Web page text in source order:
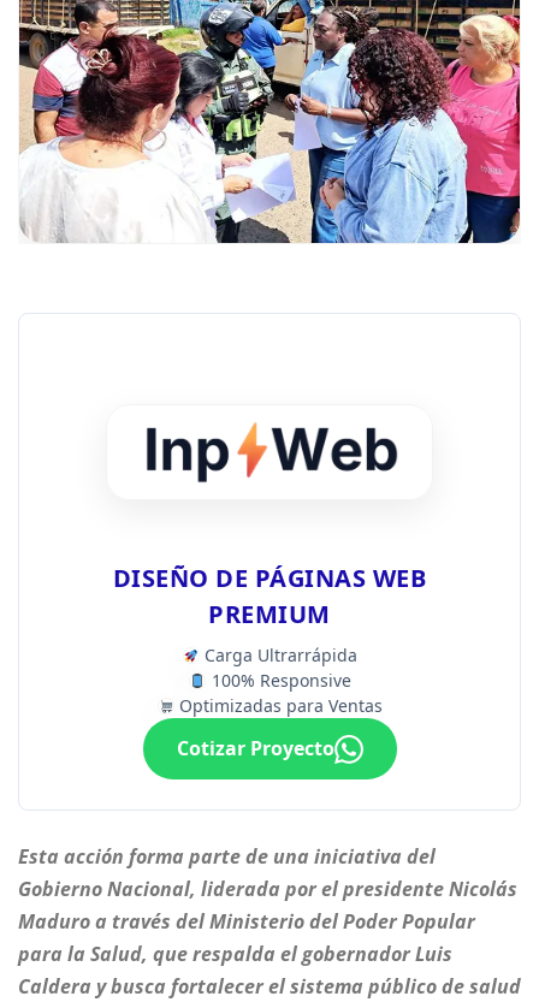
DISEÑO DE PÁGINAS WEB
PREMIUM
Carga Ultrarrápida
100% Responsive
Optimizadas para Ventas
Cotizar Proyecto
Esta acción forma parte de una iniciativa del
Gobierno Nacional, liderada por el presidente Nicolás
Maduro a través del Ministerio del Poder Popular
para la Salud, que respalda el gobernador Luis
Caldera y busca fortalecer el sistema público de salud